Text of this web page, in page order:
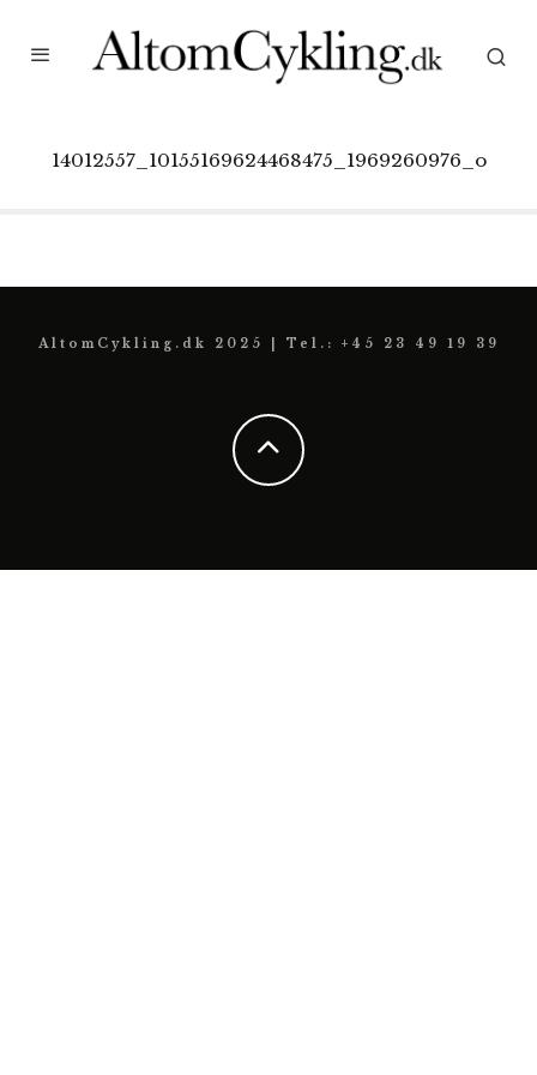
14012557_10155169624468475_1969260976_o
AltomCykling.dk 2025 | Tel.: +45 23 49 19 39